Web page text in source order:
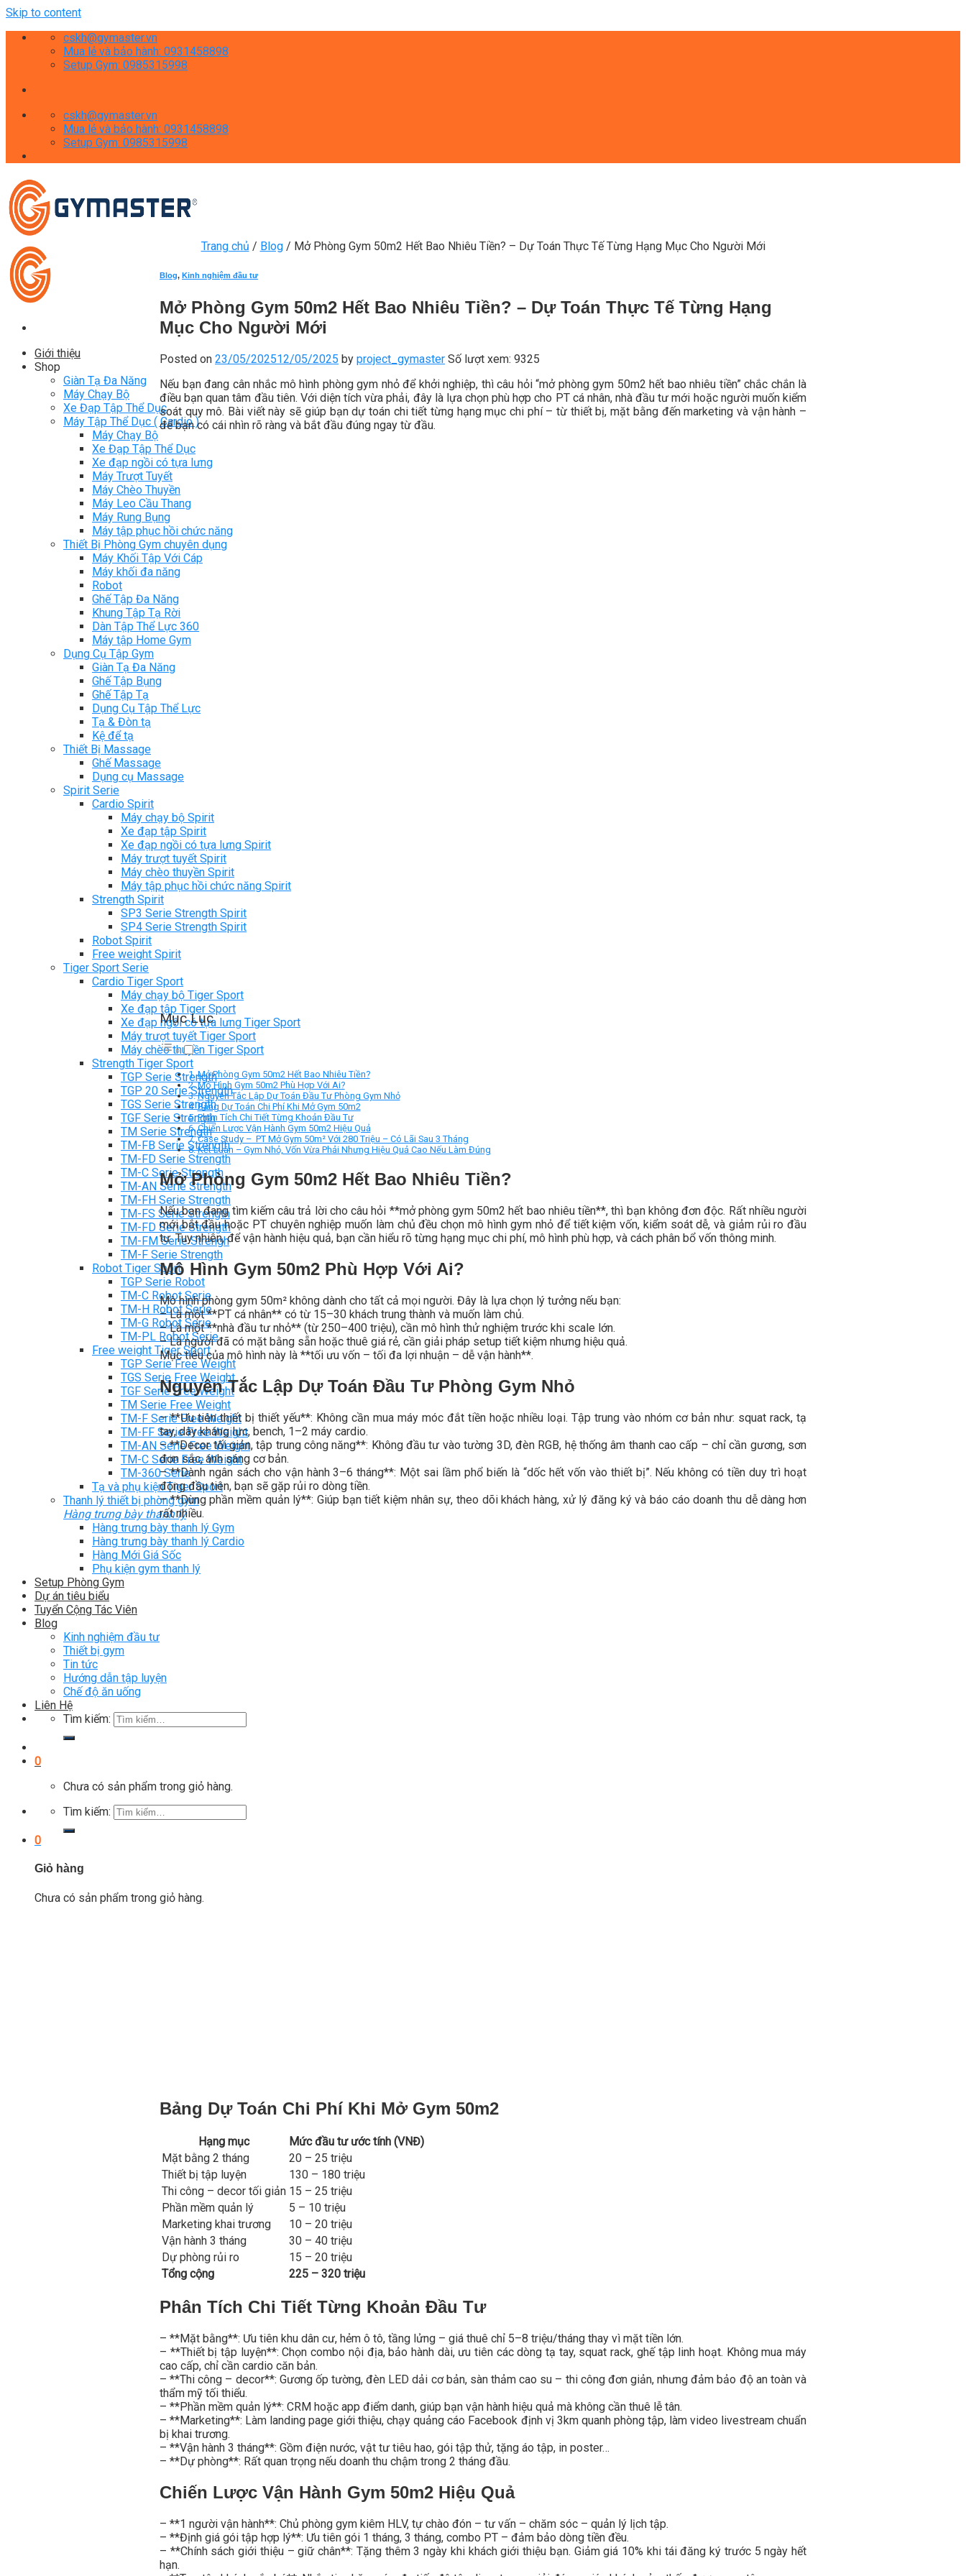
Skip to content
cskh@gymaster.vn
Mua lẻ và bảo hành: 0931458898
Setup Gym: 0985315998
cskh@gymaster.vn
Mua lẻ và bảo hành: 0931458898
Setup Gym: 0985315998
Giới thiệu
Shop
Giàn Tạ Đa Năng
Máy Chạy Bộ
Xe Đạp Tập Thể Dục
Máy Tập Thể Dục ( Cardio )
Máy Chạy Bộ
Xe Đạp Tập Thể Dục
Xe đạp ngồi có tựa lưng
Máy Trượt Tuyết
Máy Chèo Thuyền
Máy Leo Cầu Thang
Máy Rung Bụng
Máy tập phục hồi chức năng
Thiết Bị Phòng Gym chuyên dụng
Máy Khối Tập Với Cáp
Máy khối đa năng
Robot
Ghế Tập Đa Năng
Khung Tập Tạ Rời
Dàn Tập Thể Lực 360
Máy tập Home Gym
Dụng Cụ Tập Gym
Giàn Tạ Đa Năng
Ghế Tập Bụng
Ghế Tập Tạ
Dụng Cụ Tập Thể Lực
Tạ & Đòn tạ
Kệ để tạ
Thiết Bị Massage
Ghế Massage
Dụng cụ Massage
Spirit Serie
Cardio Spirit
Máy chạy bộ Spirit
Xe đạp tập Spirit
Xe đạp ngồi có tựa lưng Spirit
Máy trượt tuyết Spirit
Máy chèo thuyền Spirit
Máy tập phục hồi chức năng Spirit
Strength Spirit
SP3 Serie Strength Spirit
SP4 Serie Strength Spirit
Robot Spirit
Free weight Spirit
Tiger Sport Serie
Cardio Tiger Sport
Máy chạy bộ Tiger Sport
Xe đạp tập Tiger Sport
Xe đạp ngồi có tựa lưng Tiger Sport
Máy trượt tuyết Tiger Sport
Máy chèo thuyền Tiger Sport
Strength Tiger Sport
TGP Serie Strength
TGP 20 Serie Strength
TGS Serie Strength
TGF Serie Strength
TM Serie Strength
TM-FB Serie Strength
TM-FD Serie Strength
TM-C Serie Strength
TM-AN Serie Strength
TM-FH Serie Strength
TM-FS Serie Strength
TM-FD Serie Strength
TM-FM Serie Strengh
TM-F Serie Strength
Robot Tiger Sport
TGP Serie Robot
TM-C Robot Serie
TM-H Robot Serie
TM-G Robot Serie
TM-PL Robot Serie
Free weight Tiger Sport
TGP Serie Free Weight
TGS Serie Free Weight
TGF Serie Free Weight
TM Serie Free Weight
TM-F Serie Free Weight
TM-FF Serie Free Weight
TM-AN Serie Free Weight
TM-C Serie Free Weight
TM-360 Serie
Tạ và phụ kiện Tiger Sport
Thanh lý thiết bị phòng gym
Hàng trưng bày thanh lý
Hàng trưng bày thanh lý Gym
Hàng trưng bày thanh lý Cardio
Hàng Mới Giá Sốc
Phụ kiện gym thanh lý
Setup Phòng Gym
Dự án tiêu biểu
Tuyển Cộng Tác Viên
Blog
Kinh nghiệm đầu tư
Thiết bị gym
Tin tức
Hướng dẫn tập luyện
Chế độ ăn uống
Liên Hệ
Tìm kiếm:
0
Chưa có sản phẩm trong giỏ hàng.
Tìm kiếm:
0
Giỏ hàng
Chưa có sản phẩm trong giỏ hàng.
Trang chủ / Blog / Mở Phòng Gym 50m2 Hết Bao Nhiêu Tiền? – Dự Toán Thực Tế Từng Hạng Mục Cho Người Mới
Blog, Kinh nghiệm đầu tư
Mở Phòng Gym 50m2 Hết Bao Nhiêu Tiền? – Dự Toán Thực Tế Từng Hạng
Mục Cho Người Mới
Posted on 23/05/202512/05/2025 by project_gymaster Số lượt xem: 9325
Nếu bạn đang cân nhắc mô hình phòng gym nhỏ để khởi nghiệp, thì câu hỏi “mở phòng gym 50m2 hết bao nhiêu tiền” chắc chắn là
điều bạn quan tâm đầu tiên. Với diện tích vừa phải, đây là lựa chọn phù hợp cho PT cá nhân, nhà đầu tư mới hoặc người muốn kiểm
soát quy mô. Bài viết này sẽ giúp bạn dự toán chi tiết từng hạng mục chi phí – từ thiết bị, mặt bằng đến marketing và vận hành –
để bạn có cái nhìn rõ ràng và bắt đầu đúng ngay từ đầu.
Mục Lục
Mở Phòng Gym 50m2 Hết Bao Nhiêu Tiền?
Mô Hình Gym 50m2 Phù Hợp Với Ai?
Nguyên Tắc Lập Dự Toán Đầu Tư Phòng Gym Nhỏ
Bảng Dự Toán Chi Phí Khi Mở Gym 50m2
Phân Tích Chi Tiết Từng Khoản Đầu Tư
Chiến Lược Vận Hành Gym 50m2 Hiệu Quả
Case Study – PT Mở Gym 50m² Với 280 Triệu – Có Lãi Sau 3 Tháng
Kết Luận – Gym Nhỏ, Vốn Vừa Phải Nhưng Hiệu Quả Cao Nếu Làm Đúng
Mở Phòng Gym 50m2 Hết Bao Nhiêu Tiền?
Nếu bạn đang tìm kiếm câu trả lời cho câu hỏi **mở phòng gym 50m2 hết bao nhiêu tiền**, thì bạn không đơn độc. Rất nhiều người
mới bắt đầu hoặc PT chuyên nghiệp muốn làm chủ đều chọn mô hình gym nhỏ để tiết kiệm vốn, kiểm soát dễ, và giảm rủi ro đầu
tư. Tuy nhiên, để vận hành hiệu quả, bạn cần hiểu rõ từng hạng mục chi phí, mô hình phù hợp, và cách phân bổ vốn thông minh.
Mô Hình Gym 50m2 Phù Hợp Với Ai?
Mô hình phòng gym 50m² không dành cho tất cả mọi người. Đây là lựa chọn lý tưởng nếu bạn:
– Là một **PT cá nhân** có từ 15–30 khách trung thành và muốn làm chủ.
– Là một **nhà đầu tư nhỏ** (từ 250–400 triệu), cần mô hình thử nghiệm trước khi scale lớn.
– Là người đã có mặt bằng sẵn hoặc thuê giá rẻ, cần giải pháp setup tiết kiệm nhưng hiệu quả.
Mục tiêu của mô hình này là **tối ưu vốn – tối đa lợi nhuận – dễ vận hành**.
Nguyên Tắc Lập Dự Toán Đầu Tư Phòng Gym Nhỏ
– **Ưu tiên thiết bị thiết yếu**: Không cần mua máy móc đắt tiền hoặc nhiều loại. Tập trung vào nhóm cơ bản như: squat rack, tạ
tay, dây kháng lực, bench, 1–2 máy cardio.
– **Decor tối giản, tập trung công năng**: Không đầu tư vào tường 3D, đèn RGB, hệ thống âm thanh cao cấp – chỉ cần gương, sơn
đơn sắc, ánh sáng cơ bản.
– **Dành ngân sách cho vận hành 3–6 tháng**: Một sai lầm phổ biến là “dốc hết vốn vào thiết bị”. Nếu không có tiền duy trì hoạt
động đầu tiên, bạn sẽ gặp rủi ro dòng tiền.
– **Dùng phần mềm quản lý**: Giúp bạn tiết kiệm nhân sự, theo dõi khách hàng, xử lý đăng ký và báo cáo doanh thu dễ dàng hơn
rất nhiều.
Bảng Dự Toán Chi Phí Khi Mở Gym 50m2
Hạng mục
Mức đầu tư ước tính (VNĐ)
Mặt bằng 2 tháng
20 – 25 triệu
Thiết bị tập luyện
130 – 180 triệu
Thi công – decor tối giản 15 – 25 triệu
Phần mềm quản lý
5 – 10 triệu
Marketing khai trương
10 – 20 triệu
Vận hành 3 tháng
30 – 40 triệu
Dự phòng rủi ro
15 – 20 triệu
Tổng cộng
225 – 320 triệu
Phân Tích Chi Tiết Từng Khoản Đầu Tư
– **Mặt bằng**: Ưu tiên khu dân cư, hẻm ô tô, tầng lửng – giá thuê chỉ 5–8 triệu/tháng thay vì mặt tiền lớn.
– **Thiết bị tập luyện**: Chọn combo nội địa, bảo hành dài, ưu tiên các dòng tạ tay, squat rack, ghế tập linh hoạt. Không mua máy
cao cấp, chỉ cần cardio căn bản.
– **Thi công – decor**: Gương ốp tường, đèn LED dải cơ bản, sàn thảm cao su – thi công đơn giản, nhưng đảm bảo độ an toàn và
thẩm mỹ tối thiểu.
– **Phần mềm quản lý**: CRM hoặc app điểm danh, giúp bạn vận hành hiệu quả mà không cần thuê lễ tân.
– **Marketing**: Làm landing page giới thiệu, chạy quảng cáo Facebook định vị 3km quanh phòng tập, làm video livestream chuẩn
bị khai trương.
– **Vận hành 3 tháng**: Gồm điện nước, vật tư tiêu hao, gói tập thử, tặng áo tập, in poster…
– **Dự phòng**: Rất quan trọng nếu doanh thu chậm trong 2 tháng đầu.
Chiến Lược Vận Hành Gym 50m2 Hiệu Quả
– **1 người vận hành**: Chủ phòng gym kiêm HLV, tự chào đón – tư vấn – chăm sóc – quản lý lịch tập.
– **Định giá gói tập hợp lý**: Ưu tiên gói 1 tháng, 3 tháng, combo PT – đảm bảo dòng tiền đều.
– **Chính sách giới thiệu – giữ chân**: Tặng thêm 3 ngày khi khách giới thiệu bạn. Giảm giá 10% khi tái đăng ký trước 5 ngày hết
hạn.